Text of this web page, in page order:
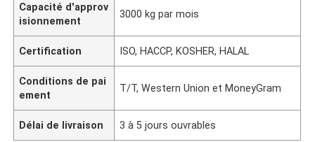
Capacité d'approv
isionnement
3000 kg par mois
Certification ISO, HACCP, KOSHER, HALAL
Conditions de pai
ement
T/T, Western Union et MoneyGram
Délai de livraison 3 à 5 jours ouvrables